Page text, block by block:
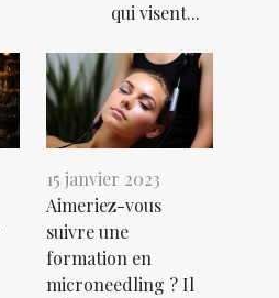
qui visent...
15 janvier 2023
Aimeriez-vous
suivre une
formation en
microneedling ? Il